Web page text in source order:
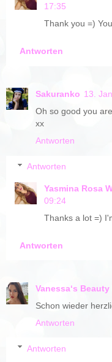
17:35
Thank you =)
Antworten
Sakuranko 13.
Oh so good you
xx
Antworten
Antworten
Yasmina Rosa
09:24
Thanks a lot =)
Antworten
Vanessa‘s
Schon wieder
Antworten
Antworten